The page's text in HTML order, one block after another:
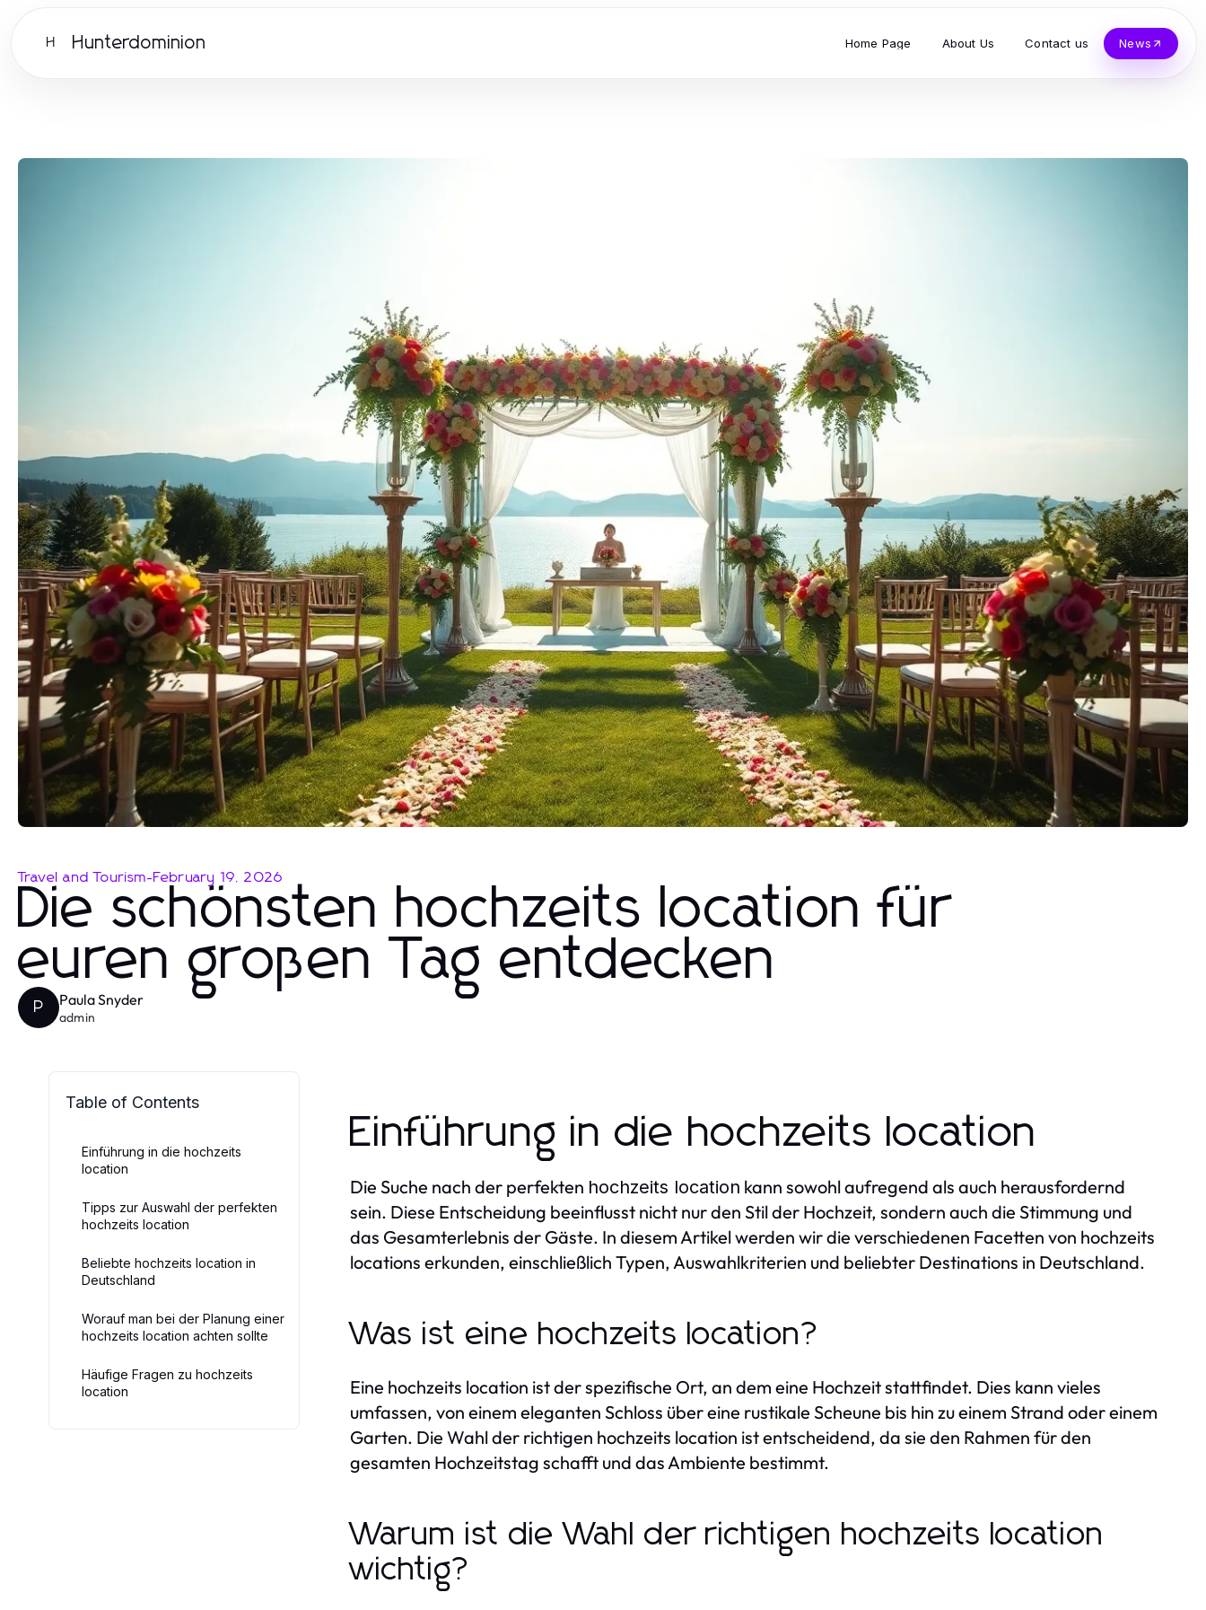
H Hunterdominion Home Page About Us Contact us News
Travel and Tourism-February 19, 2026
Die schönsten hochzeits location für
euren großen Tag entdecken
P Paula Snyder
admin
Table of Contents
Einführung in die hochzeits
location
Tipps zur Auswahl der perfekten
hochzeits location
Beliebte hochzeits location in
Deutschland
Worauf man bei der Planung einer
hochzeits location achten sollte
Häufige Fragen zu hochzeits
location
Einführung in die hochzeits location
Die Suche nach der perfekten hochzeits location kann sowohl aufregend als auch herausfordernd
sein. Diese Entscheidung beeinflusst nicht nur den Stil der Hochzeit, sondern auch die Stimmung und
das Gesamterlebnis der Gäste. In diesem Artikel werden wir die verschiedenen Facetten von hochzeits
locations erkunden, einschließlich Typen, Auswahlkriterien und beliebter Destinations in Deutschland.
Was ist eine hochzeits location?
Eine hochzeits location ist der spezifische Ort, an dem eine Hochzeit stattfindet. Dies kann vieles
umfassen, von einem eleganten Schloss über eine rustikale Scheune bis hin zu einem Strand oder einem
Garten. Die Wahl der richtigen hochzeits location ist entscheidend, da sie den Rahmen für den
gesamten Hochzeitstag schafft und das Ambiente bestimmt.
Warum ist die Wahl der richtigen hochzeits location
wichtig?